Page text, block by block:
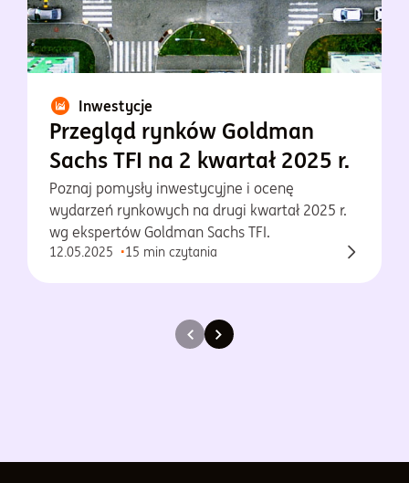
Inwestycje
Przegląd rynków Goldman
Sachs TFI na 2 kwartał 2025 r.
Poznaj pomysły inwestycyjne i ocenę
wydarzeń rynkowych na drugi kwartał 2025 r.
wg ekspertów Goldman Sachs TFI.
12.05.2025 15 min czytania